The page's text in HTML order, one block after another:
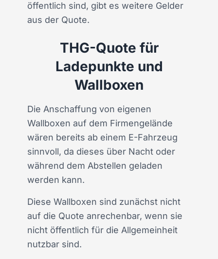
öffentlich sind, gibt es weitere Gelder
aus der Quote.
THG-Quote für
Ladepunkte und
Wallboxen
Die Anschaffung von eigenen
Wallboxen auf dem Firmengelände
wären bereits ab einem E-Fahrzeug
sinnvoll, da dieses über Nacht oder
während dem Abstellen geladen
werden kann.
Diese Wallboxen sind zunächst nicht
auf die Quote anrechenbar, wenn sie
nicht öffentlich für die Allgemeinheit
nutzbar sind.